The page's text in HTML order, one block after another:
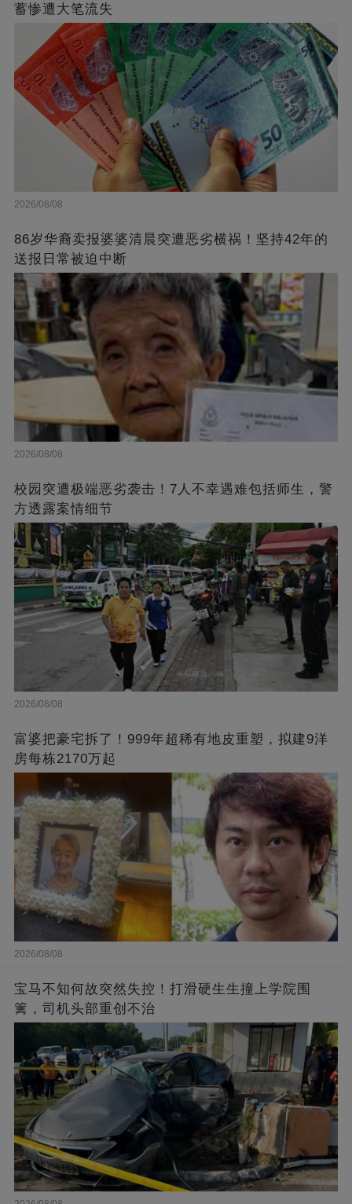
蓄惨遭大笔流失
2026/08/08
86岁华裔卖报婆婆清晨突遭恶劣横祸！坚持42年的
送报日常被迫中断
2026/08/08
校园突遭极端恶劣袭击！7人不幸遇难包括师生，警
方透露案情细节
2026/08/08
富婆把豪宅拆了！999年超稀有地皮重塑，拟建9洋
房每栋2170万起
2026/08/08
宝马不知何故突然失控！打滑硬生生撞上学院围
篱，司机头部重创不治